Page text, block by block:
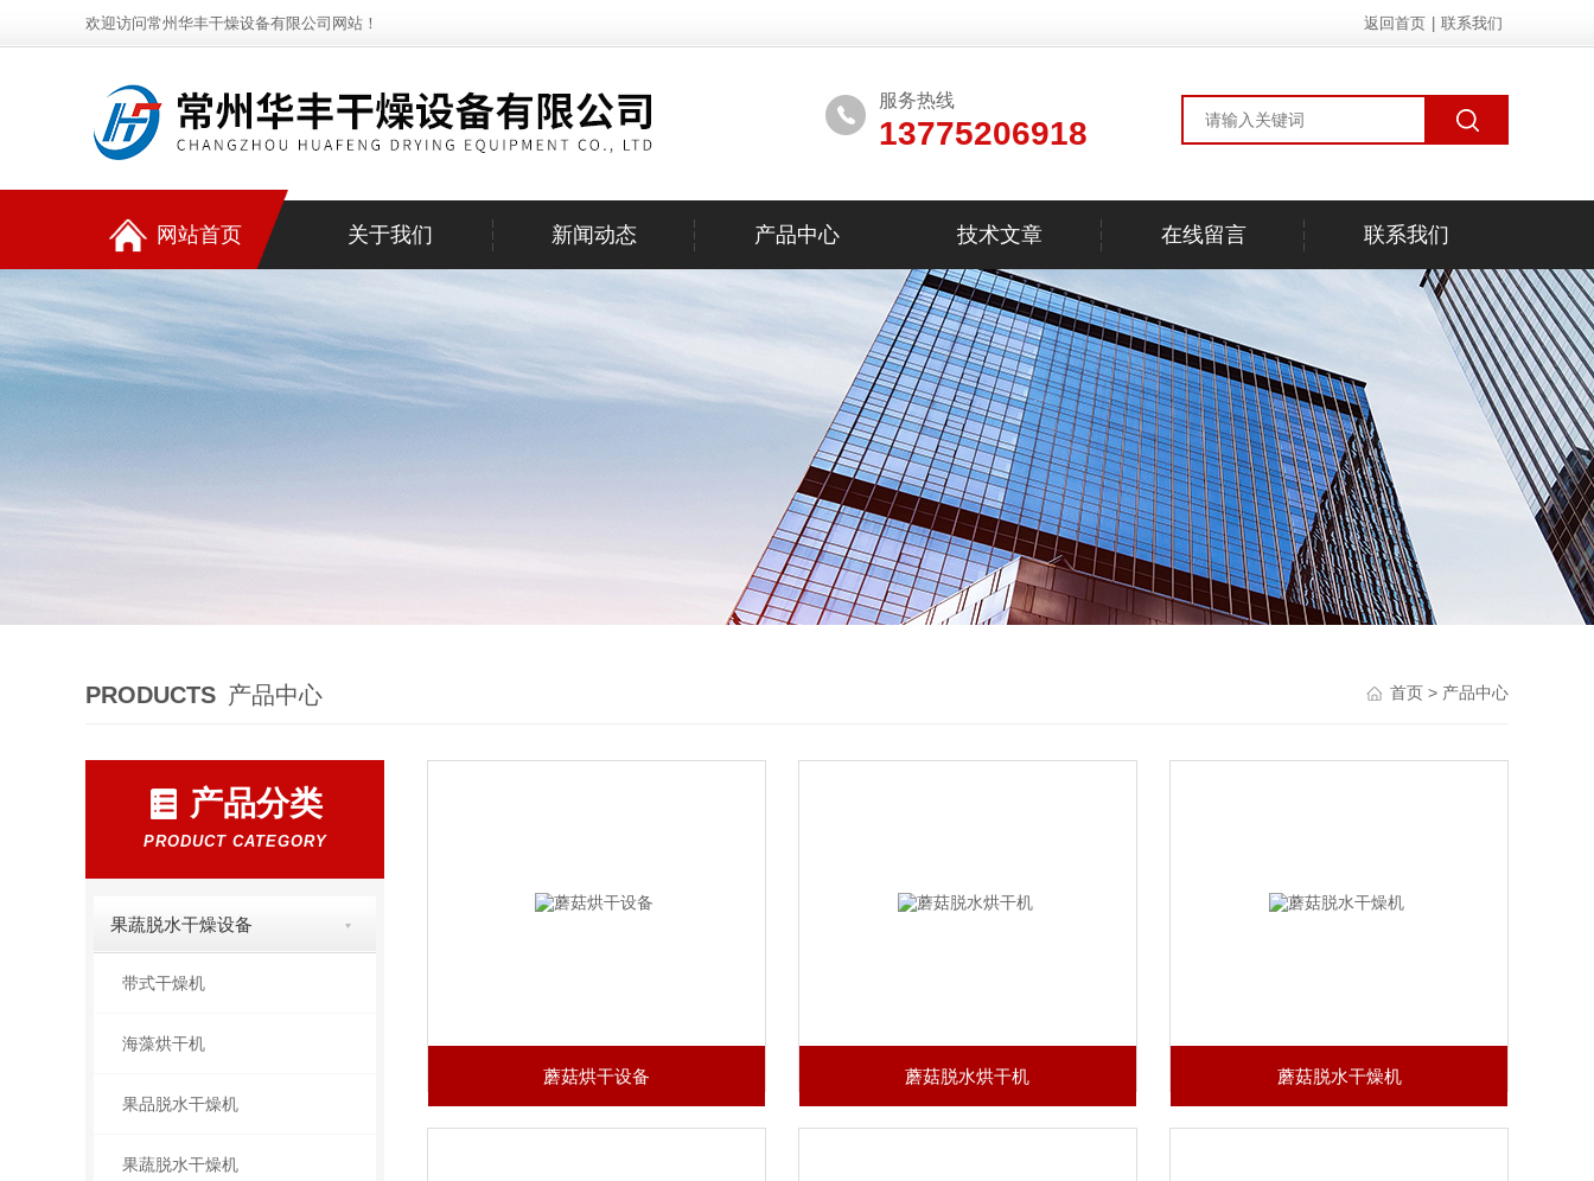
欢迎访问常州华丰干燥设备有限公司网站！ 返回首页 联系我们
服务热线
13775206918
网站首页 关于我们 新闻动态 产品中心 技术文章 在线留言 联系我们
PRODUCTS 产品中心 首页 > 产品中心
产品分类
PRODUCT CATEGORY
果蔬脱水干燥设备
带式干燥机
海藻烘干机
果品脱水干燥机
果蔬脱水干燥机
蘑菇烘干设备 蘑菇脱水烘干机 蘑菇脱水干燥机